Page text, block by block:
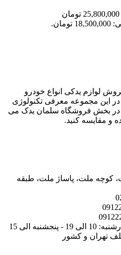
قیمت اصلی: 25,800,000 تومان
لوازم یدکی انواع خودرو
این مجموعه معرفی تکنولوژی
در بخش فروشگاه سلمان یدک می
و مقایسه کنید.
کوچه ملت، پاساژ ملت، طبقه
الی 15